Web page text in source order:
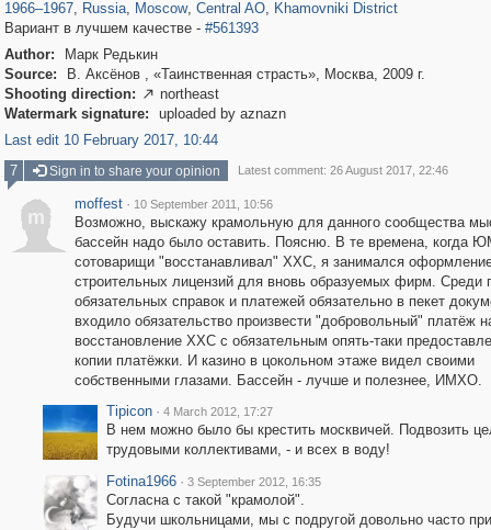
1966–1967, Russia, Moscow, Central AO, Khamovniki District
Вариант в лучшем качестве - #561393
Author:
Марк Редькин
Source:
В. Аксёнов , «Таинственная страсть», Москва, 2009 г.
Shooting direction:  northeast
Watermark signature:
uploaded by aznazn
Last edit 10 February 2017, 10:44
7
Sign in to share your opinion Latest comment: 26 August 2017, 22:46
m
moffest · 10 September 2011, 10:56
Возможно, выскажу крамольную для данного сообщества
бассейн надо было оставить. Поясню. В те времена, когда
сотоварищи "восстанавливал" ХХС, я занимался
строительных лицензий для вновь образуемых фирм. Среди
обязательных справок и платежей обязательно в пекет
входило обязательство произвести "добровольный" платёж
восстановление ХХС с обязательным опять-таки
копии платёжки. И казино в цокольном этаже видел своими
собственными глазами. Бассейн - лучше и полезнее, ИМХО.
Tipicon · 4 March 2012, 17:27
В нем можно было бы крестить москвичей. Подвозить
трудовыми коллективами, - и всех в воду!
Fotina1966 · 3 September 2012, 16:35
Согласна с такой "крамолой".
Будучи школьницами, мы с подругой довольно часто